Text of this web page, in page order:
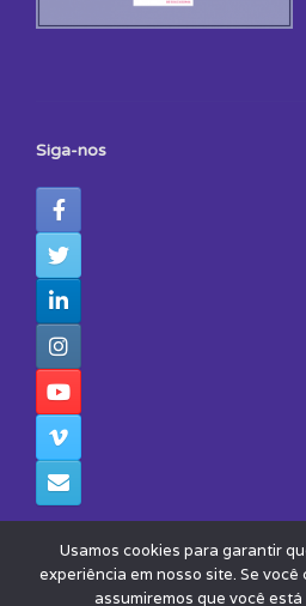
Siga-nos
Usamos cookies para garantir
experiência em nosso site. Se
assumiremos que você